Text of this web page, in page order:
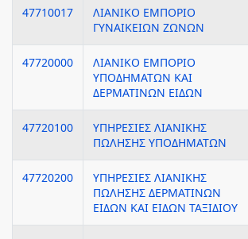
47710017
ΛΙΑΝΙΚΟ ΕΜΠΟΡΙΟ
ΓΥΝΑΙΚΕΙΩΝ ΖΩΝΩΝ
47720000
ΛΙΑΝΙΚΟ ΕΜΠΟΡΙΟ
ΥΠΟΔΗΜΑΤΩΝ ΚΑΙ
ΔΕΡΜΑΤΙΝΩΝ ΕΙΔΩΝ
47720100
ΥΠΗΡΕΣΙΕΣ ΛΙΑΝΙΚΗΣ
ΠΩΛΗΣΗΣ ΥΠΟΔΗΜΑΤΩΝ
47720200
ΥΠΗΡΕΣΙΕΣ ΛΙΑΝΙΚΗΣ
ΠΩΛΗΣΗΣ ΔΕΡΜΑΤΙΝΩΝ
ΕΙΔΩΝ ΚΑΙ ΕΙΔΩΝ ΤΑΞΙΔΙΟΥ